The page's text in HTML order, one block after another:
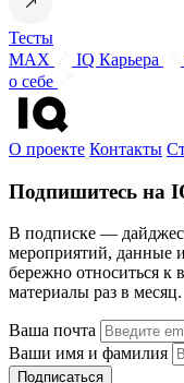
Тесты
MAX
IQ Карьера
о себе
О проекте Контакты
Подпишитесь на
В подписке —
мероприятий, данные
бережно относиться к
материалы раз в месяц.
Ваша почта
Ваши имя и фамилия